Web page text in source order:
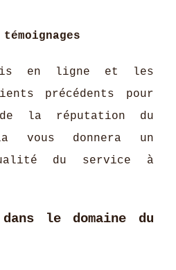
en ligne et les
précédents pour
la réputation du
vous donnera un
du service à
le domaine du